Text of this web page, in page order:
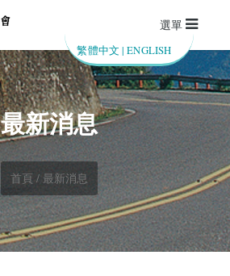
繁體中文 |ENGLISH
選單
最新消息
首頁 / 最新消息